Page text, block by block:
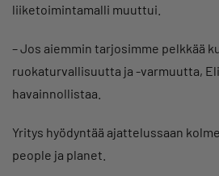
liiketoimintamalli muuttui.
– Jos aiemmin tarjosimme pelkkää
ruokaturvallisuutta ja -varmuutta,
havainnollistaa.
Yritys hyödyntää ajattelussaan
people ja planet.